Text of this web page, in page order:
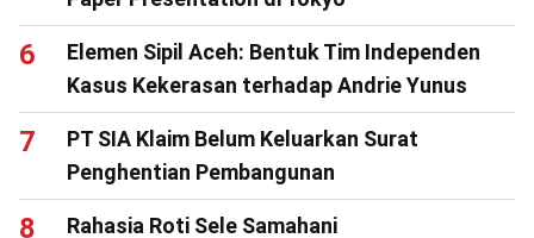
Elemen Sipil Aceh: Bentuk Tim Independen
Kasus Kekerasan terhadap Andrie Yunus
PT SIA Klaim Belum Keluarkan Surat
Penghentian Pembangunan
Rahasia Roti Sele Samahani